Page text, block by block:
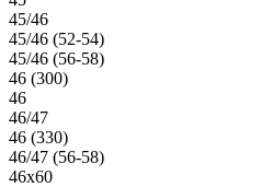
45/46
45/46 (52-54)
45/46 (56-58)
46 (300)
46
46/47
46 (330)
46/47 (56-58)
46х60